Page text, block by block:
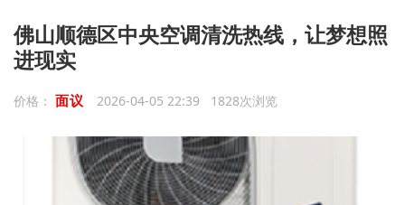
佛山顺德区中央空调清洗热线，让梦想照
进现实
价格： 面议 2026-04-05 22:39 1828次浏览